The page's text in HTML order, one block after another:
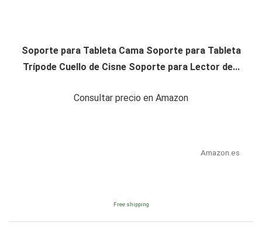
Soporte para Tableta Cama Soporte para Tableta
Trípode Cuello de Cisne Soporte para Lector de...
Consultar precio en Amazon
Amazon.es
Free shipping